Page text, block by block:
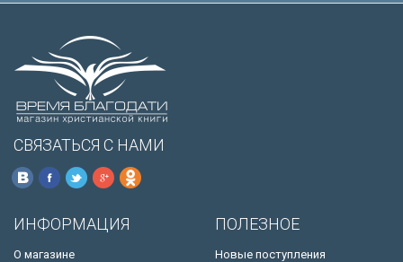
СВЯЗАТЬСЯ С НАМИ
ИНФОРМАЦИЯ
О магазине
ПОЛЕЗНОЕ
Новые поступления